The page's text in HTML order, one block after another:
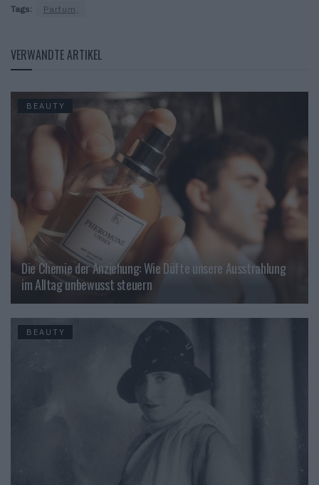
Tags: Parfum,
VERWANDTE ARTIKEL
BEAUTY
Die Chemie der Anziehung: Wie Düfte unsere Ausstrahlung
im Alltag unbewusst steuern
BEAUTY